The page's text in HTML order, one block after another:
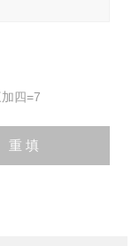
四=7